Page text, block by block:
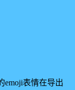
emoji表情在导出